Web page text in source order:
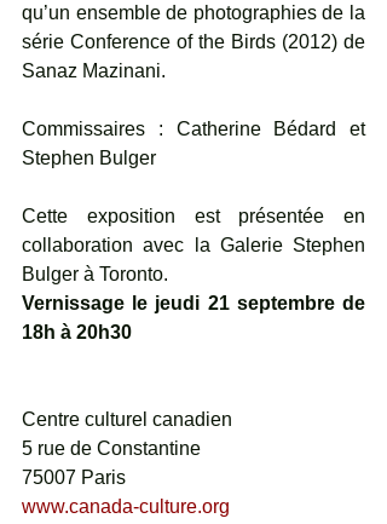
qu’un ensemble de photographies de la
série Conference of the Birds (2012) de
Sanaz Mazinani.
Commissaires : Catherine Bédard et
Stephen Bulger
Cette exposition est présentée en
collaboration avec la Galerie Stephen
Bulger à Toronto.
Vernissage le jeudi 21 septembre de
18h à 20h30
Centre culturel canadien
5 rue de Constantine
75007 Paris
www.canada-culture.org